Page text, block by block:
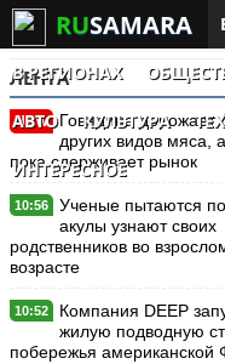
RUSAMARA
В РЕГИОНАХ
АВТО КУЛЬТУРА
ИНТЕРЕСНОЕ
ЛЕНТА
New
Говядина дорожает
других видов мяса,
пока сдерживает рынок
10:56
Ученые пытаются
акулы узнают своих
родственников во
возрасте
10:52
Компания DEEP
жилую подводную
побережья американской